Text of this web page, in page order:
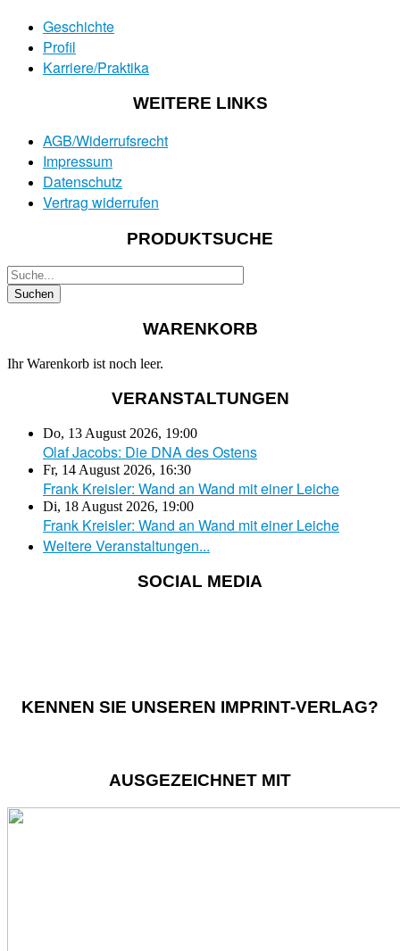
Geschichte
Profil
Karriere/Praktika
WEITERE LINKS
AGB/Widerrufsrecht
Impressum
Datenschutz
Vertrag widerrufen
PRODUKTSUCHE
WARENKORB
Ihr Warenkorb ist noch leer.
VERANSTALTUNGEN
Do, 13 August 2026, 19:00
Olaf Jacobs: Die DNA des Ostens
Fr, 14 August 2026, 16:30
Frank Kreisler: Wand an Wand mit einer Leiche
Di, 18 August 2026, 19:00
Frank Kreisler: Wand an Wand mit einer Leiche
Weitere Veranstaltungen...
SOCIAL MEDIA
KENNEN SIE UNSEREN IMPRINT-VERLAG?
AUSGEZEICHNET MIT